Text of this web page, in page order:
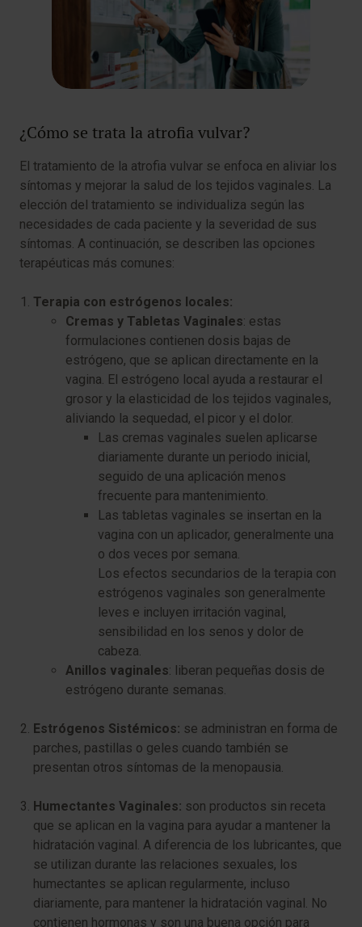
¿Cómo se trata la atrofia vulvar?
El tratamiento de la atrofia vulvar se enfoca en aliviar los
síntomas y mejorar la salud de los tejidos vaginales. La
elección del tratamiento se individualiza según las
necesidades de cada paciente y la severidad de sus
síntomas. A continuación, se describen las opciones
terapéuticas más comunes:
Terapia con estrógenos locales:
Cremas y Tabletas Vaginales: estas
formulaciones contienen dosis bajas de
estrógeno, que se aplican directamente en la
vagina. El estrógeno local ayuda a restaurar el
grosor y la elasticidad de los tejidos vaginales,
aliviando la sequedad, el picor y el dolor.
Las cremas vaginales suelen aplicarse
diariamente durante un periodo inicial,
seguido de una aplicación menos
frecuente para mantenimiento.
Las tabletas vaginales se insertan en la
vagina con un aplicador, generalmente una
o dos veces por semana.
Los efectos secundarios de la terapia con
estrógenos vaginales son generalmente
leves e incluyen irritación vaginal,
sensibilidad en los senos y dolor de
cabeza.
Anillos vaginales: liberan pequeñas dosis de
estrógeno durante semanas.
Estrógenos Sistémicos: se administran en forma de
parches, pastillas o geles cuando también se
presentan otros síntomas de la menopausia.
Humectantes Vaginales: son productos sin receta
que se aplican en la vagina para ayudar a mantener la
hidratación vaginal. A diferencia de los lubricantes, que
se utilizan durante las relaciones sexuales, los
humectantes se aplican regularmente, incluso
diariamente, para mantener la hidratación vaginal. No
contienen hormonas y son una buena opción para